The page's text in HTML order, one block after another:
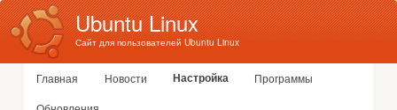
Ubuntu Linux
Сайт для пользователей Ubuntu Linux
Главное меню
Перейти к основному содержимому
Перейти к дополнительному содержимому
Главная Новости Настройка
Программы